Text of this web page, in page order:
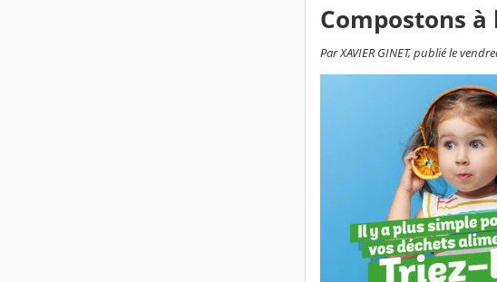
Compostons
Par XAVIER GINET, publié le